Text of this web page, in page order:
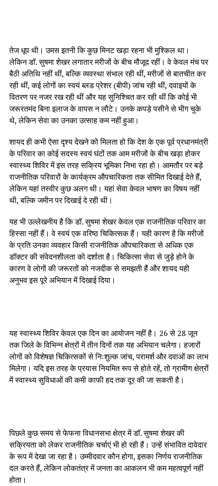
तेज धूप थी। उमस इतनी कि कुछ मिनट खड़ा रहना भी मुश्किल था।
लेकिन डॉ. सुषमा शेखर लगातार मरीजों के बीच मौजूद रहीं। वे केवल मंच पर
बैठी अतिथि नहीं थीं, बल्कि व्यवस्था संभाल रही थीं, मरीजों से बातचीत कर
रही थीं, कई लोगों का स्वयं ब्लड प्रेशर (बीपी) जांच रही थीं, दवाइयों के
वितरण पर नजर रख रही थीं और यह सुनिश्चित कर रही थीं कि कोई भी
जरूरतमंद बिना इलाज के वापस न लौटे। उनके कपड़े पसीने से भीग चुके
थे, लेकिन सेवा का उनका उत्साह कम नहीं हुआ।
शायद ही कभी ऐसा दृश्य देखने को मिलता हो कि देश के एक पूर्व प्रधानमंत्री
के परिवार का कोई सदस्य स्वयं घंटों तक आम मरीजों के बीच खड़ा होकर
स्वास्थ्य शिविर में इस तरह सक्रिय भूमिका निभा रहा हो। आमतौर पर बड़े
राजनीतिक परिवारों के कार्यक्रम औपचारिकता तक सीमित दिखाई देते हैं,
लेकिन यहां तस्वीर कुछ अलग थी। यहां सेवा केवल भाषण का विषय नहीं
थी, बल्कि जमीन पर दिखाई दे रही थी।
यह भी उल्लेखनीय है कि डॉ. सुषमा शेखर केवल एक राजनीतिक परिवार का
हिस्सा नहीं हैं। वे स्वयं एक वरिष्ठ चिकित्सक हैं। यही कारण है कि मरीजों
के प्रति उनका व्यवहार किसी राजनीतिक औपचारिकता से अधिक एक
डॉक्टर की संवेदनशीलता को दर्शाता है। चिकित्सा सेवा से जुड़े होने के
कारण वे लोगों की जरूरतों को नजदीक से समझती हैं और शायद यही
अनुभव इस पूरे अभियान में दिखाई दिया।
यह स्वास्थ्य शिविर केवल एक दिन का आयोजन नहीं है। 26 से 28 जून
तक जिले के विभिन्न क्षेत्रों में तीन दिनों तक यह अभियान चलेगा। हजारों
लोगों को विशेषज्ञ चिकित्सकों से निःशुल्क जांच, परामर्श और दवाओं का लाभ
मिलेगा। यदि इस तरह के प्रयास नियमित रूप से होते रहें, तो ग्रामीण क्षेत्रों
में स्वास्थ्य सुविधाओं की कमी काफी हद तक दूर की जा सकती है।
पिछले कुछ समय से फेफना विधानसभा क्षेत्र में डॉ. सुषमा शेखर की
सक्रियता को लेकर राजनीतिक चर्चाएं भी हो रही हैं। उन्हें संभावित दावेदार
के रूप में देखा जा रहा है। उम्मीदवार कौन होगा, इसका निर्णय राजनीतिक
दल करते हैं, लेकिन लोकतंत्र में जनता का आकलन भी कम महत्वपूर्ण नहीं
होता।